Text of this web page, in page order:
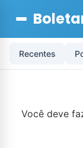
Recentes
Você deve